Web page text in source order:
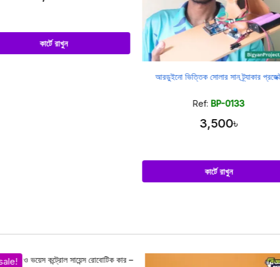
কার্টে রাখুন
আরডুইনো ভিত্তিক সোলার সান ট্র্যাকার প্রজেক্ট
Ref: BP-0133
3,500৳
কার্টে রাখুন